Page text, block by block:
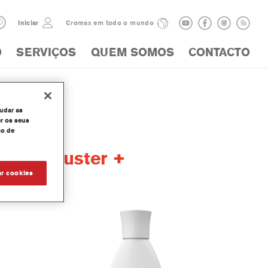
Iniciar Cromax em todo o mundo
SERVIÇOS QUEM SOMOS CONTACTO
Adjuster +
as
os seus
de
cookies